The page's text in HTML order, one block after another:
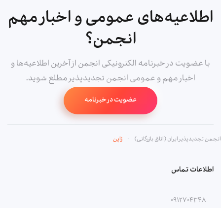
اطلاعیه‌های عمومی و اخبار مهم
انجمن؟
با عضویت در خبرنامه الکترونیکی انجمن از آخرین اطلاعیه‌ها و
اخبار مهم و عمومی انجمن تجدیدپذیر مطلع شوید.
عضویت در خبرنامه
انجمن تجدیدپذیر ایران (اتاق بازرگانی) ژاپن
اطلاعات تماس
۰۹۱۲۷۰۴۳۴۸